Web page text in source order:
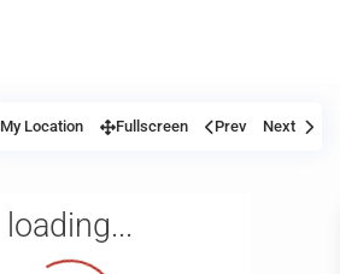
loading...
My Location Fullscreen Prev Next